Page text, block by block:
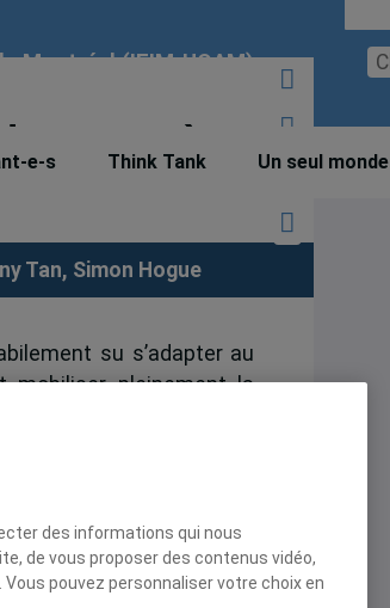
Montréal (IEIM-UQAM)
e-s Think Tank Un seul monde
guerre à
Tan, Simon Hogue
su s’adapter au
mobiliser pleinement la
des nouvelles
à l’ère de la révolution
des informations qui nous
de vous proposer des contenus vidéo,
pouvez personnaliser votre choix en